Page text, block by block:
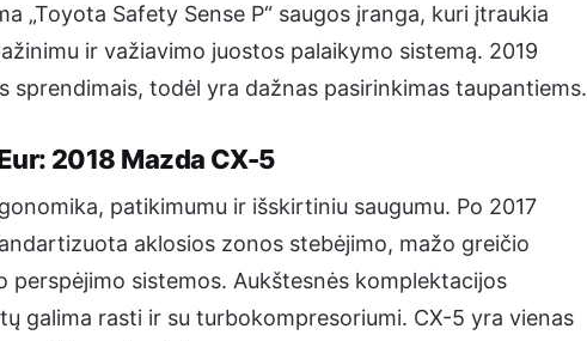
„Toyota Safety Sense P“ saugos įranga, kuri įtraukia
ir važiavimo juostos palaikymo sistemą. 2019
sprendimais, todėl yra dažnas pasirinkimas taupantiems.
2018 Mazda CX-5
patikimumu ir išskirtiniu saugumu. Po 2017
aklosios zonos stebėjimo, mažo greičio
sistemos. Aukštesnės komplektacijos
galima rasti ir su turbokompresoriumi. CX-5 yra vienas